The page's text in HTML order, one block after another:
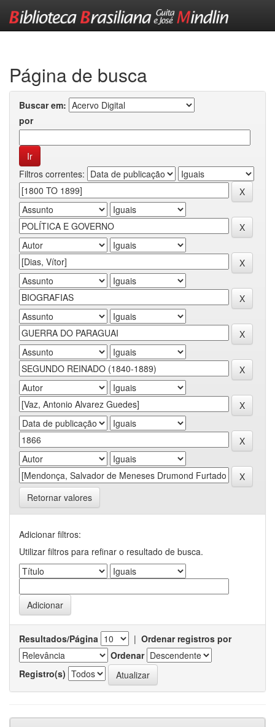
Página de busca
Buscar em:
por
Filtros correntes:
Retornar valores
Adicionar filtros:
Utilizar filtros para refinar o resultado de busca.
Resultados/Página | Ordenar registros por
Ordenar
Registro(s)